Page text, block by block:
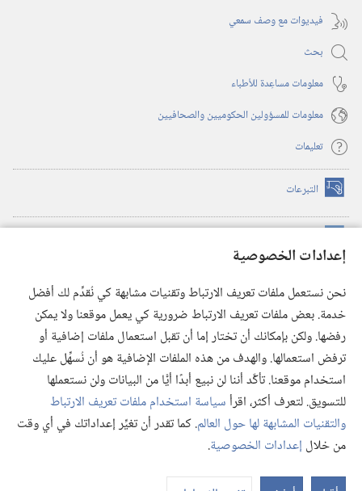
إعدادات الخصوصية
نحن نستعمل ملفات تعريف الارتباط وتقنيات مشابهة كي نُقدِّم لك أفضل
خدمة. بعض ملفات تعريف الارتباط ضرورية كي يعمل موقعنا ولا يمكن
رفضها. ولكن بإمكانك أن تختار إما أن تقبل استعمال ملفات إضافية أو
ترفض استعمالها. والهدف من هذه الملفات الإضافية هو أن نُسهِّل عليك
استخدام موقعنا. تأكَّد أننا لن نبيع أبدًا أيًّا من البيانات ولن نستعملها
للتسويق. لتعرف أكثر، اقرأسياسة استخدام ملفات تعريف الارتباط
والتقنيات المشابهة لها حول العالم. كما تقدر أن تغيِّر إعداداتك في أي وقت
من خلال إعدادات الخصوصية.
فيديوات مع وصف سمعي
بحث
معلومات مساعِدة للأطباء
معلومات للمسؤولين الحكوميين والصحافيين
تعليمات
التبرعات (يفتح
نافذة
(يفتح
نافذة
(يفتح
نافذة
جديدة) تطبيق ®
JW Library
مكتبة برج المراقبة
© 2026 .Watch Tower Bible and Tract Society of Pennsylvania
شروط الاستخدام |